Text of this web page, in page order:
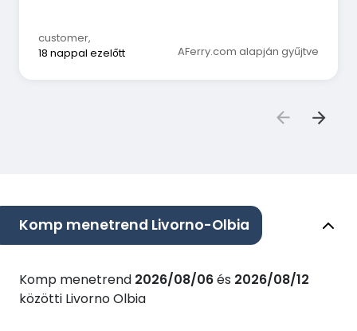
customer,
18 nappal ezelőtt
AFerry.com alapján gyűjtve
Komp menetrend Livorno-Olbia
Komp menetrend 2026/08/06és 2026/08/12
közötti Livorno Olbia